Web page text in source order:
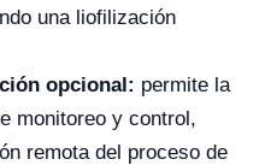
una liofilización
opcional: permite la
monitoreo y control,
remota del proceso de